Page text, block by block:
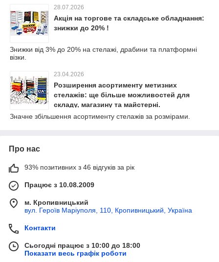
28.07.2026
Акція на торгове та складське обладнання:
знижки до 20% !
Знижки від 3% до 20% на стелажі, драбини та платформні
візки.
23.04.2026
Розширення асортименту метизних
стелажів: ще більше можливостей для
складу, магазину та майстерні.
Значне збільшення асортименту стелажів за розмірами.
Про нас
93% позитивних з 46 відгуків за рік
Працює з 10.08.2009
м. Кропивницький
вул. Героїв Маріуполя, 110, Кропивницький, Україна
Контакти
Сьогодні працює з 10:00 до 18:00
Показати весь графік роботи